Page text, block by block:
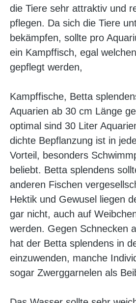
die Tiere sehr attraktiv und
pflegen. Da sich die Tiere
bekämpfen, sollte pro
ein Kampffisch, egal
gepflegt werden,
Kampffische, Betta
Aquarien ab 30 cm Länge
optimal sind 30 Liter
dichte Bepflanzung ist in
Vorteil, besonders
beliebt. Betta splendens
anderen Fischen
Hektik und Gewusel liegen
gar nicht, auch auf
werden. Gegen Schnecken
hat der Betta splendens in
einzuwenden, manche
sogar Zwerggarnelen als